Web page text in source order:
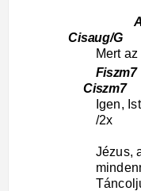
Cisaug/G
Mert
Ciszm7
Igen,
/2x
Jézus,